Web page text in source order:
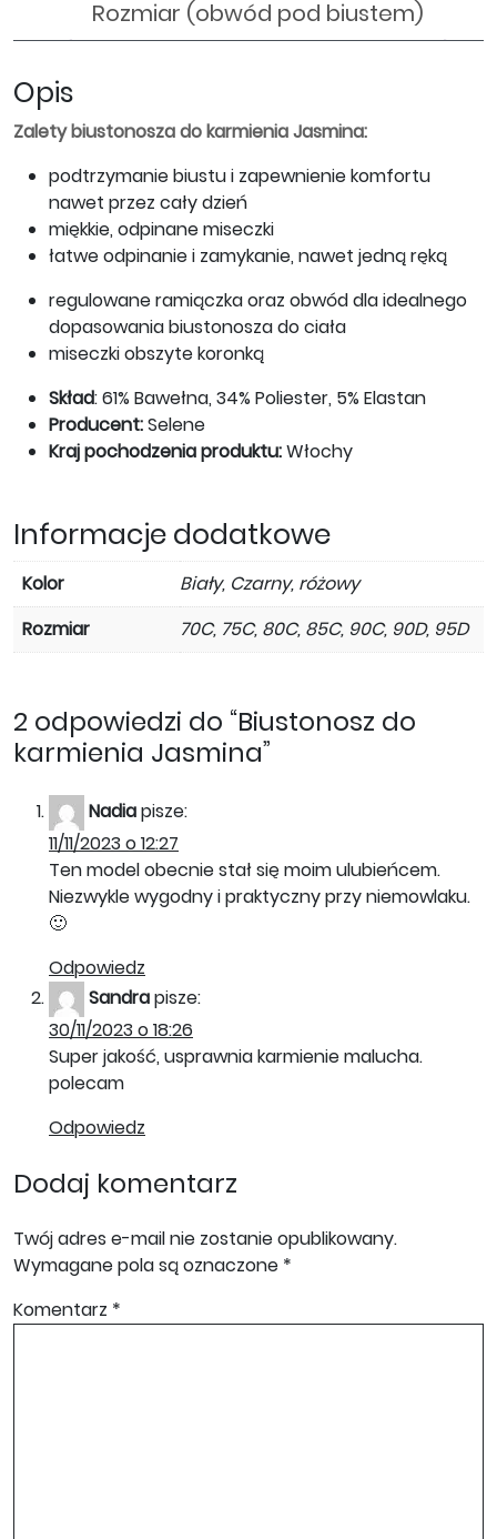
Rozmiar (obwód pod biustem)
Opis
Zalety biustonosza do karmienia Jasmina:
podtrzymanie biustu i zapewnienie komfortu
nawet przez cały dzień
miękkie, odpinane miseczki
łatwe odpinanie i zamykanie, nawet jedną ręką
regulowane ramiączka oraz obwód dla idealnego
dopasowania biustonosza do ciała
miseczki obszyte koronką
Skład: 61% Bawełna, 34% Poliester, 5% Elastan
Producent:Selene
Kraj pochodzenia produktu:Włochy
Informacje dodatkowe
Kolor
Biały, Czarny, różowy
Rozmiar
70C, 75C, 80C, 85C, 90C, 90D, 95D
2 odpowiedzi do “Biustonosz do
karmienia Jasmina”
Nadiapisze:
11/11/2023 o 12:27
Ten model obecnie stał się moim ulubieńcem.
Niezwykle wygodny i praktyczny przy niemowlaku.
🙂
Odpowiedz
Sandrapisze:
30/11/2023 o 18:26
Super jakość, usprawnia karmienie malucha.
polecam
Odpowiedz
Dodaj komentarz
Twój adres e-mail nie zostanie opublikowany.
Wymagane pola są oznaczone *
Komentarz *